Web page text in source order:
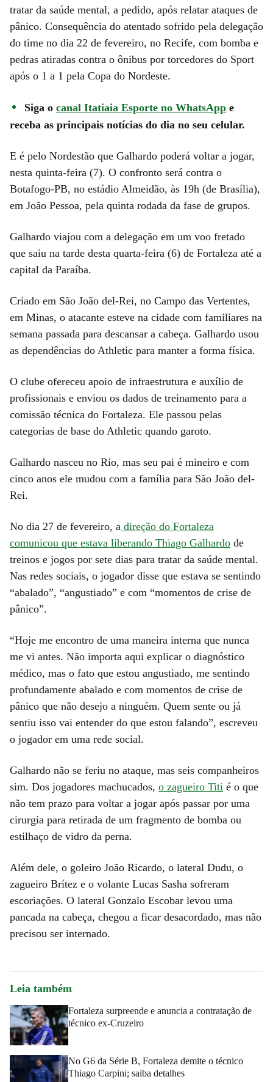
tratar da saúde mental, a pedido, após relatar ataques de
pânico. Consequência do atentado sofrido pela delegação
do time no dia 22 de fevereiro, no Recife, com bomba e
pedras atiradas contra o ônibus por torcedores do Sport
após o 1 a 1 pela Copa do Nordeste.
Siga o canal Itatiaia Esporte no WhatsApp e
receba as principais notícias do dia no seu celular.
E é pelo Nordestão que Galhardo poderá voltar a jogar,
nesta quinta-feira (7). O confronto será contra o
Botafogo-PB, no estádio Almeidão, às 19h (de Brasília),
em João Pessoa, pela quinta rodada da fase de grupos.
Galhardo viajou com a delegação em um voo fretado
que saiu na tarde desta quarta-feira (6) de Fortaleza até a
capital da Paraíba.
Criado em São João del-Rei, no Campo das Vertentes,
em Minas, o atacante esteve na cidade com familiares na
semana passada para descansar a cabeça. Galhardo usou
as dependências do Athletic para manter a forma física.
O clube ofereceu apoio de infraestrutura e auxílio de
profissionais e enviou os dados de treinamento para a
comissão técnica do Fortaleza. Ele passou pelas
categorias de base do Athletic quando garoto.
Galhardo nasceu no Rio, mas seu pai é mineiro e com
cinco anos ele mudou com a família para São João del-
Rei.
No dia 27 de fevereiro, a direção do Fortaleza
comunicou que estava liberando Thiago Galhardo de
treinos e jogos por sete dias para tratar da saúde mental.
Nas redes sociais, o jogador disse que estava se sentindo
“abalado”, “angustiado” e com “momentos de crise de
pânico”.
“Hoje me encontro de uma maneira interna que nunca
me vi antes. Não importa aqui explicar o diagnóstico
médico, mas o fato que estou angustiado, me sentindo
profundamente abalado e com momentos de crise de
pânico que não desejo a ninguém. Quem sente ou já
sentiu isso vai entender do que estou falando”, escreveu
o jogador em uma rede social.
Galhardo não se feriu no ataque, mas seis companheiros
sim. Dos jogadores machucados, o zagueiro Titi é o que
não tem prazo para voltar a jogar após passar por uma
cirurgia para retirada de um fragmento de bomba ou
estilhaço de vidro da perna.
Além dele, o goleiro João Ricardo, o lateral Dudu, o
zagueiro Brítez e o volante Lucas Sasha sofreram
escoriações. O lateral Gonzalo Escobar levou uma
pancada na cabeça, chegou a ficar desacordado, mas não
precisou ser internado.
Leia também
Fortaleza surpreende e anuncia a contratação de
técnico ex-Cruzeiro
No G6 da Série B, Fortaleza demite o técnico
Thiago Carpini; saiba detalhes